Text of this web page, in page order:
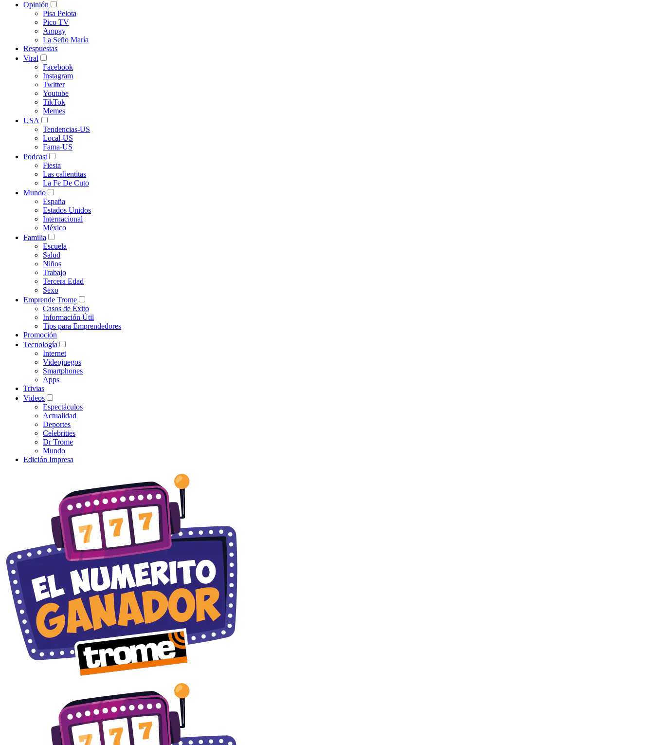
Opinión
Pisa Pelota
Pico TV
Ampay
La Seño María
Respuestas
Viral
Facebook
Instagram
Twitter
Youtube
TikTok
Memes
USA
Tendencias-US
Local-US
Fama-US
Podcast
Fiesta
Las calientitas
La Fe De Cuto
Mundo
España
Estados Unidos
Internacional
México
Familia
Escuela
Salud
Niños
Trabajo
Tercera Edad
Sexo
Emprende Trome
Casos de Éxito
Información Útil
Tips para Emprendedores
Promoción
Tecnología
Internet
Videojuegos
Smartphones
Apps
Trivias
Videos
Espectáculos
Actualidad
Deportes
Celebrities
Dr Trome
Mundo
Edición Impresa